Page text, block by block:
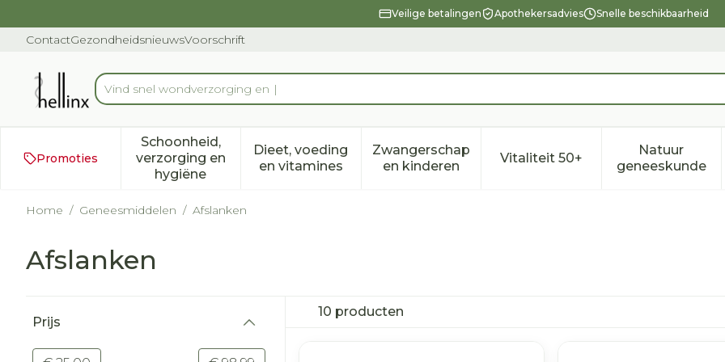
Veilige betalingen Apothekersadvies Snelle beschikbaarheid
ContactGezondheidsnieuwsVoorschrift
Product, merk, categorie...
V
Promoties
Schoonheid,
verzorging en
hygiëne
Toon submenu voor Schoonheid, verzorging en hygiëne categorie
Dieet, voeding
en vitaminesToon submenu voor Dieet, voeding en vitamines categorie
Zwangerschap
en kinderenToon submenu voor Zwangerschap en
Vitaliteit 50+Toon submenu voor
Natuur
geneeskunde
Toon
Home / Geneesmiddelen / Afslanken
Afslanken
Prijs
10 producten